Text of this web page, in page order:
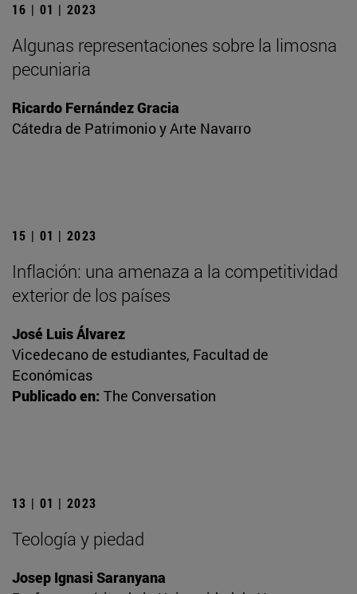
16 | 01 | 2023
Algunas representaciones sobre la limosna
pecuniaria
Ricardo Fernández Gracia
Cátedra de Patrimonio y Arte Navarro
15 | 01 | 2023
Inflación: una amenaza a la competitividad
exterior de los países
José Luis Álvarez
Vicedecano de estudiantes, Facultad de
Económicas
Publicado en: The Conversation
13 | 01 | 2023
Teología y piedad
Josep Ignasi Saranyana